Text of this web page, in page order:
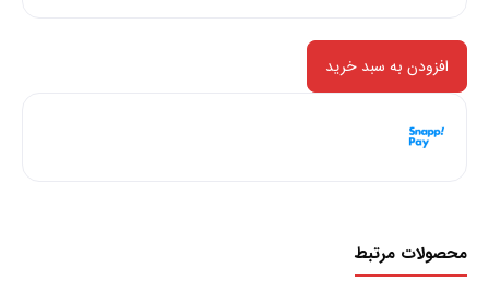
افزودن به سبد خرید
محصولات مرتبط